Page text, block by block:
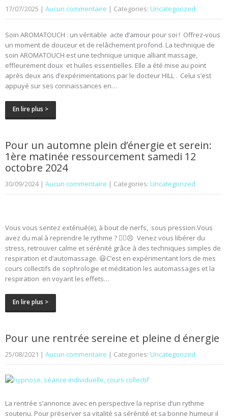
17/07/2025 | Aucun commentaire | Categories: Uncategorized
Soin AROMATOUCH : un véritable acte d’amour pour soi ! Offrez-vous
un moment de douceur et de relâchement profond. La technique de
soin AROMATOUCH est une technique unique alliant massage,
effleurement doux et huiles essentielles. Elle a été mise au point
après deux ans d’expérimentations par le docteur HILL . Celui s’est
appuyé sur ses connaissances en…
En lire plus >
Pour un automne plein d’énergie et serein:
1ère matinée ressourcement samedi 12
octobre 2024
30/09/2024 | Aucun commentaire | Categories: Uncategorized
Vous vous sentez exténué(e), à bout de nerfs, sous pression.Vous
avez du mal à reprendre le rythme ? 😵‍💫😣 Venez vous libérer du
stress, retrouver calme et sérénité grâce à des techniques simples de
respiration et d’automassage. 😃C’est en expérimentant lors de mes
cours collectifs de sophrologie et méditation les automassages et la
respiration en voyant les effets…
En lire plus >
Pour une rentrée sereine et pleine d énergie
25/08/2021 | Aucun commentaire | Categories: Uncategorized
La rentrée s’annonce avec en perspective la reprise d’un rythme
soutenu. Pour préserver sa vitalité sa sérénité et sa bonne humeur il